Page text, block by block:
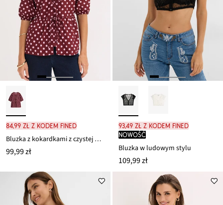
84,99 zł z kodem FINED
Bluzka z kokardkami z czystej bawełny
99,99 zł
93,49 zł z kodem FINED
nowość
Bluzka w ludowym stylu
109,99 zł